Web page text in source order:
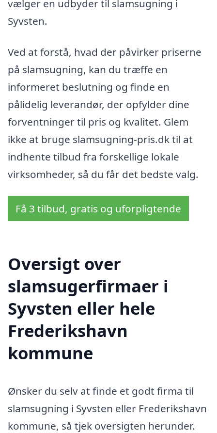
vælger en udbyder til slamsugning i
Syvsten.
Ved at forstå, hvad der påvirker priserne
på slamsugning, kan du træffe en
informeret beslutning og finde en
pålidelig leverandør, der opfylder dine
forventninger til pris og kvalitet. Glem
ikke at bruge slamsugning-pris.dk til at
indhente tilbud fra forskellige lokale
virksomheder, så du får det bedste valg.
Få 3 tilbud, gratis og uforpligtende
Oversigt over
slamsugerfirmaer i
Syvsten eller hele
Frederikshavn
kommune
Ønsker du selv at finde et godt firma til
slamsugning i Syvsten eller Frederikshavn
kommune, så tjek oversigten herunder.